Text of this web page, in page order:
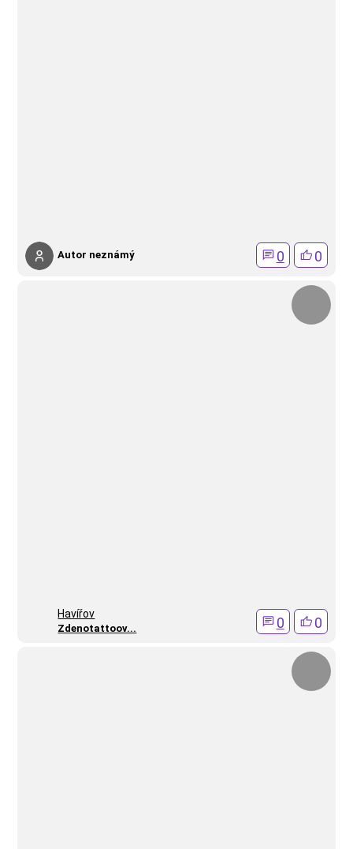
Autor neznámý 0 0
Havířov
Zdenotattoov... 0 0